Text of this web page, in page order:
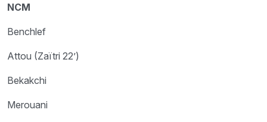
NCM
Benchlef
Attou (Zaïtri 22’)
Bekakchi
Merouani